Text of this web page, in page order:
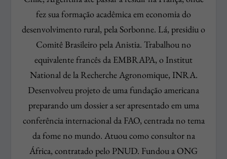
fez sua formação acadêmica em economia do
desenvolvimento rural, pela Sorbonne. Lá, presidiu o
Comitê Brasileiro pela Anistia. Trabalhou no
equivalente francês da EMBRAPA, o Institut
National de la Recherche Agronomique, INRA.
Desenvolveu projeto de uma fundação americana
preparando um dossier a ser apresentado em uma
conferência internacional da FAO, centrada no tema
da fome no mundo. Atuou como consultor na
África, contratado pelo PNUD. Fundou a ONG